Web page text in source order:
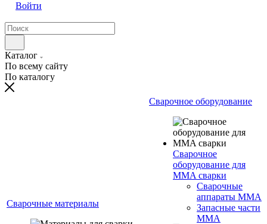
Войти
Каталог
По всему сайту
По каталогу
Сварочные материалы
Сварочное оборудование
Сварочное
оборудование для
MMA сварки
Сварочные
аппараты MMA
Запасные части
MMA